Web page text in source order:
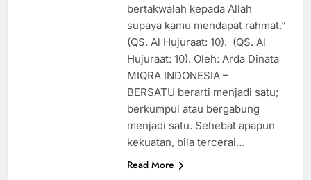
bertakwalah kepada Allah
supaya kamu mendapat rahmat.”
(QS. Al Hujuraat: 10). (QS. Al
Hujuraat: 10). Oleh: Arda Dinata
MIQRA INDONESIA –
BERSATU berarti menjadi satu;
berkumpul atau bergabung
menjadi satu. Sehebat apapun
kekuatan, bila tercerai…
Read More